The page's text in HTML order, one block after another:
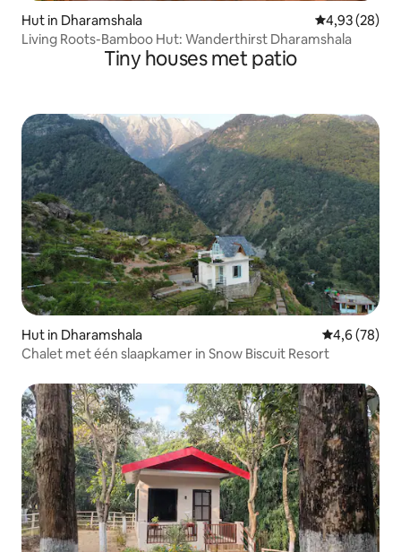
Hut in Dharamshala Gemiddelde
4,93 (28)
Living Roots-Bamboo Hut: Wanderthirst Dharamshala
Tiny houses met patio
Hut in Dharamshala Gemiddelde
4,6 (78)
Chalet met één slaapkamer in Snow Biscuit Resort